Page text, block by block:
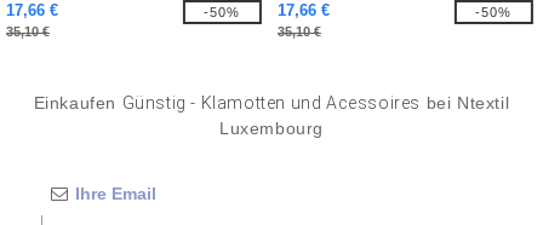
17,66 €
35,10 €
-50%
17,66 €
35,10 €
-50%
Einkaufen Günstig - Klamotten und Acessoires bei Ntextil
Luxembourg